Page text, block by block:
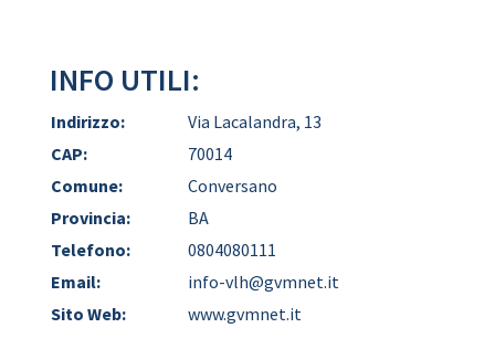
INFO UTILI:
Indirizzo:
Via Lacalandra, 13
CAP:
70014
Comune:
Conversano
Provincia:
BA
Telefono:
0804080111
Email:
info-vlh@gvmnet.it
Sito Web:
www.gvmnet.it